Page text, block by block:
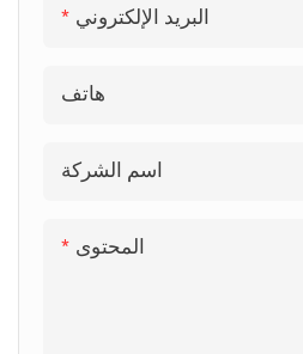
البريد الإلكتروني
هاتف
اسم الشركة
المحتوى